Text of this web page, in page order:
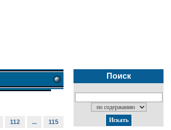
112 ... 115
Поиск